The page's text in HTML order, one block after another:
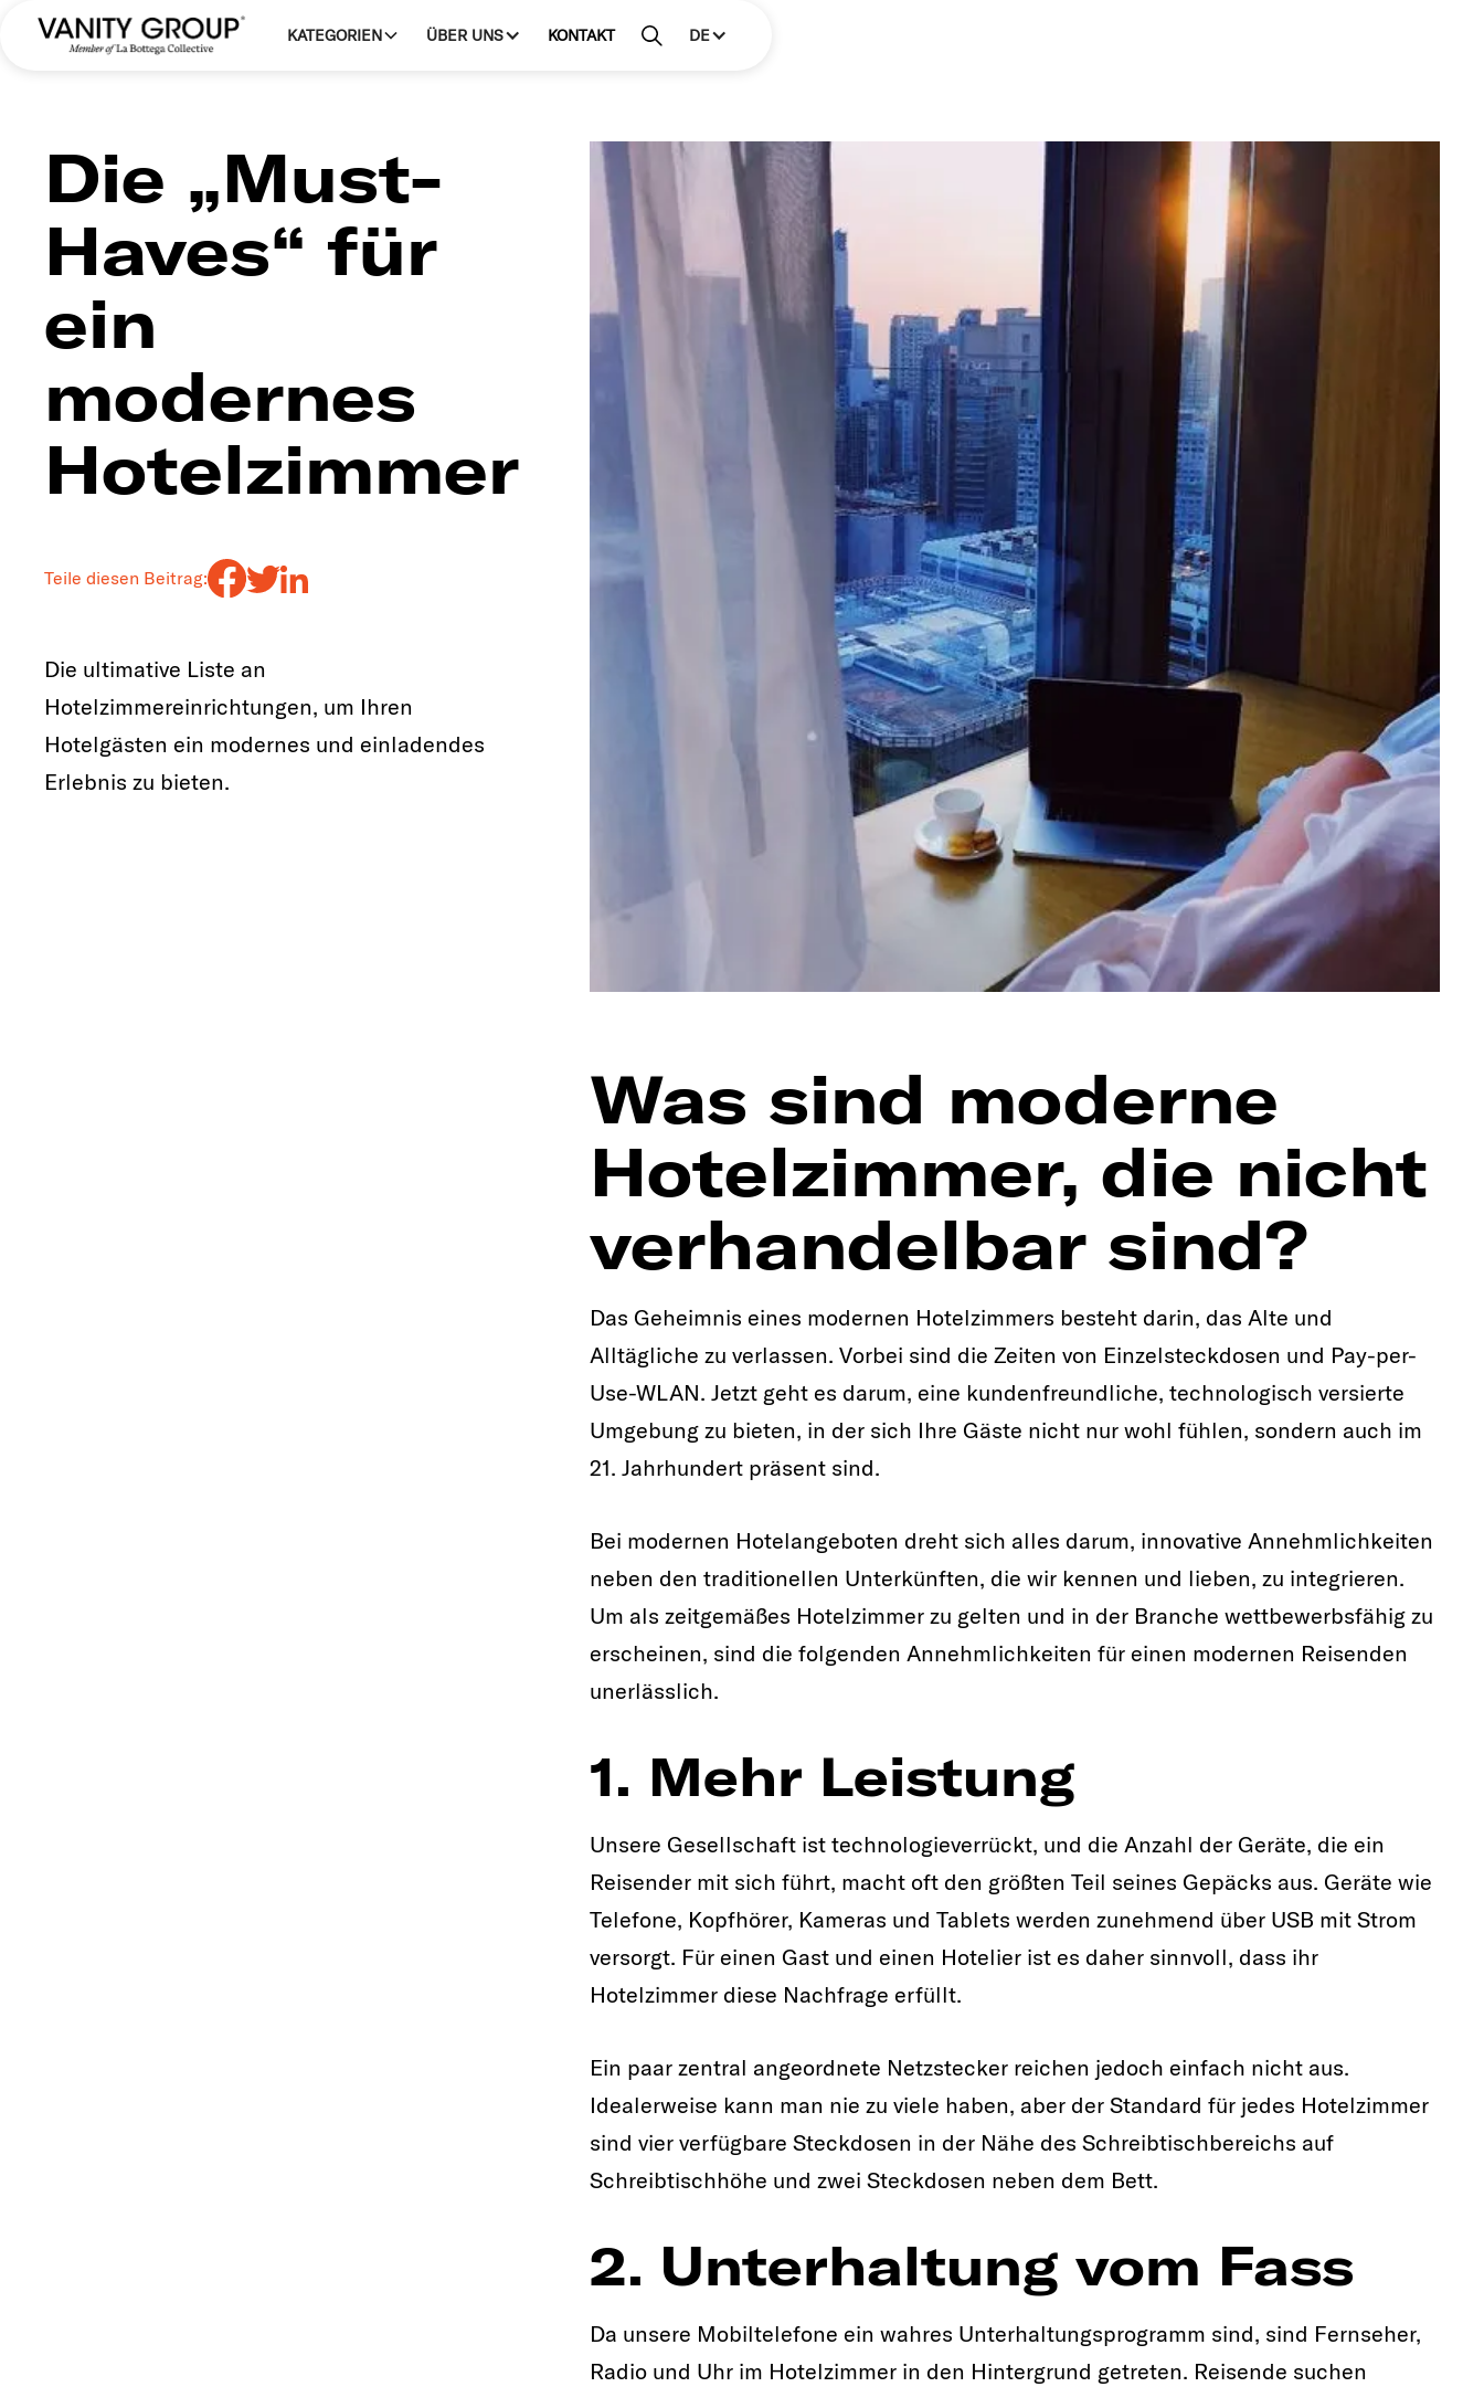
KATEGORIEN ÜBER UNS KONTAKT DE
Die „Must-
Haves“ für
ein
modernes
Hotelzimmer
Teile diesen Beitrag:
Die ultimative Liste an
Hotelzimmereinrichtungen, um Ihren
Hotelgästen ein modernes und einladendes
Erlebnis zu bieten.
Was sind moderne
Hotelzimmer, die nicht
verhandelbar sind?
Das Geheimnis eines modernen Hotelzimmers besteht darin, das Alte und
Alltägliche zu verlassen. Vorbei sind die Zeiten von Einzelsteckdosen und Pay-per-
Use-WLAN. Jetzt geht es darum, eine kundenfreundliche, technologisch versierte
Umgebung zu bieten, in der sich Ihre Gäste nicht nur wohl fühlen, sondern auch im
21. Jahrhundert präsent sind.
Bei modernen Hotelangeboten dreht sich alles darum, innovative Annehmlichkeiten
neben den traditionellen Unterkünften, die wir kennen und lieben, zu integrieren.
Um als zeitgemäßes Hotelzimmer zu gelten und in der Branche wettbewerbsfähig zu
erscheinen, sind die folgenden Annehmlichkeiten für einen modernen Reisenden
unerlässlich.
1. Mehr Leistung
Unsere Gesellschaft ist technologieverrückt, und die Anzahl der Geräte, die ein
Reisender mit sich führt, macht oft den größten Teil seines Gepäcks aus. Geräte wie
Telefone, Kopfhörer, Kameras und Tablets werden zunehmend über USB mit Strom
versorgt. Für einen Gast und einen Hotelier ist es daher sinnvoll, dass ihr
Hotelzimmer diese Nachfrage erfüllt.
Ein paar zentral angeordnete Netzstecker reichen jedoch einfach nicht aus.
Idealerweise kann man nie zu viele haben, aber der Standard für jedes Hotelzimmer
sind vier verfügbare Steckdosen in der Nähe des Schreibtischbereichs auf
Schreibtischhöhe und zwei Steckdosen neben dem Bett.
2. Unterhaltung vom Fass
Da unsere Mobiltelefone ein wahres Unterhaltungsprogramm sind, sind Fernseher,
Radio und Uhr im Hotelzimmer in den Hintergrund getreten. Reisende suchen